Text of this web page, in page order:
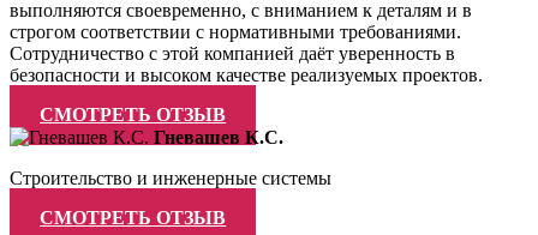
выполняются своевременно, с вниманием к деталям и в
строгом соответствии с нормативными требованиями.
Сотрудничество с этой компанией даёт уверенность в
безопасности и высоком качестве реализуемых проектов.
СМОТРЕТЬ ОТЗЫВ
Гневашев К.С.
Строительство и инженерные системы
СМОТРЕТЬ ОТЗЫВ